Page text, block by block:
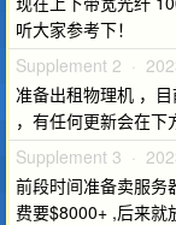
听大家参考下！
Supplement 2 ·
准备出租物理机 ，
，有任何更新会在下
Supplement 3 ·
前段时间准备卖服务
费要$8000+ ,后来就